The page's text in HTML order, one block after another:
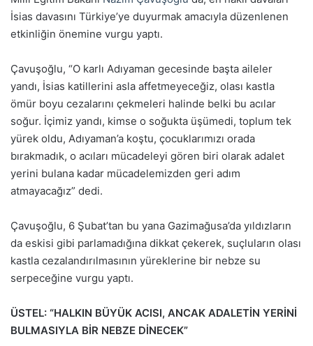
İsias davasını Türkiye’ye duyurmak amacıyla düzenlenen
etkinliğin önemine vurgu yaptı.
Çavuşoğlu, “O karlı Adıyaman gecesinde başta aileler
yandı, İsias katillerini asla affetmeyeceğiz, olası kastla
ömür boyu cezalarını çekmeleri halinde belki bu acılar
soğur. İçimiz yandı, kimse o soğukta üşümedi, toplum tek
yürek oldu, Adıyaman’a koştu, çocuklarımızı orada
bırakmadık, o acıları mücadeleyi gören biri olarak adalet
yerini bulana kadar mücadelemizden geri adım
atmayacağız” dedi.
Çavuşoğlu, 6 Şubat’tan bu yana Gazimağusa’da yıldızların
da eskisi gibi parlamadığına dikkat çekerek, suçluların olası
kastla cezalandırılmasının yüreklerine bir nebze su
serpeceğine vurgu yaptı.
ÜSTEL: “HALKIN BÜYÜK ACISI, ANCAK ADALETİN YERİNİ
BULMASIYLA BİR NEBZE DİNECEK”